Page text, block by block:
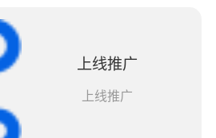
上线推广
上线推广